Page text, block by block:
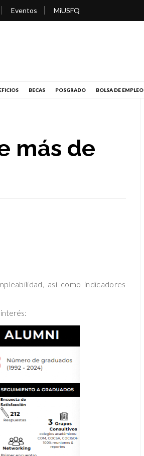
Eventos MiUSFQ
BECAS POSGRADO BOLSA DE EMPLEO
más de
así como indicadores